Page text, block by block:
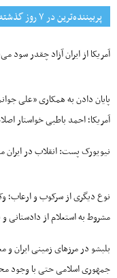
پربیننده‌ترین‌ در ۷ روز گذشته
آمریکا از ایران آزاد چقدر سود
پایان دادن به همکاری «علی
آمریکا؛ احمد باطبی خواستار
نیویورک پست: انقلاب در
نوع دیگری از سرکوب و ارعاب؛
مشروط به استعلام از دادستانی
بلبشو در مرزهای زمینی ایران و
جمهوری اسلامی حتی با وجود